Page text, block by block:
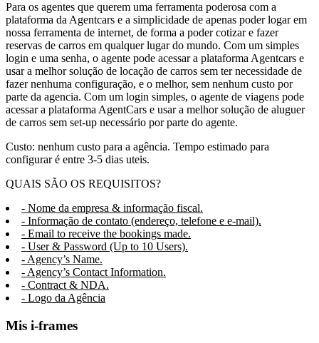
Para os agentes que querem uma ferramenta poderosa com a
plataforma da Agentcars e a simplicidade de apenas poder logar em
nossa ferramenta de internet, de forma a poder cotizar e fazer
reservas de carros em qualquer lugar do mundo. Com um simples
login e uma senha, o agente pode acessar a plataforma Agentcars e
usar a melhor solução de locação de carros sem ter necessidade de
fazer nenhuma configuração, e o melhor, sem nenhum custo por
parte da agencia. Com um login simples, o agente de viagens pode
acessar a plataforma AgentCars e usar a melhor solução de aluguer
de carros sem set-up necessário por parte do agente.
Custo: nenhum custo para a agência. Tempo estimado para
configurar é entre 3-5 dias uteis.
QUAIS SÃO OS REQUISITOS?
- Nome da empresa & informação fiscal.
- Informação de contato (endereço, telefone e e-mail).
- Email to receive the bookings made.
- User & Password (Up to 10 Users).
- Agency’s Name.
- Agency’s Contact Information.
- Contract & NDA.
- Logo da Agência
Mis i-frames